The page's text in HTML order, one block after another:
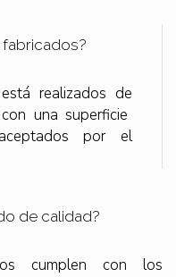
fabricados?
realizados de
una superficie
por el
de calidad?
cumplen con los